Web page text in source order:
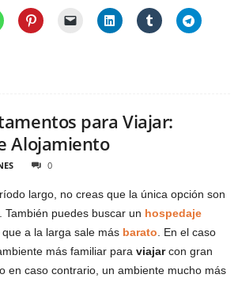
para Viajar:
Alojamiento
0
largo, no creas que la única opción son
También puedes buscar un hospedaje
a la larga sale más barato . En el caso
más familiar para viajarcon gran
en caso contrario, un ambiente mucho más